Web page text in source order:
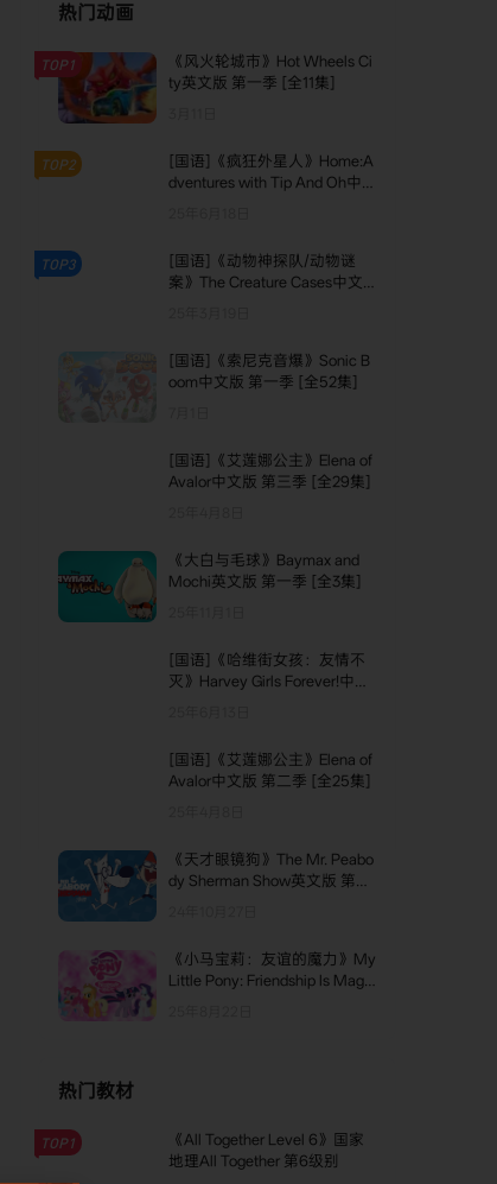
热门动画
TOP1
《风火轮城市》Hot Wheels Ci
ty英文版 第一季 [全11集]
TOP2
[国语]《疯狂外星人》Home:A
dventures with Tip And Oh中
TOP3
[国语]《动物神探队/动物谜
案》The Creature Cases中文
[国语]《索尼克音爆》Sonic B
oom中文版 第一季 [全52集]
[国语]《艾莲娜公主》Elena of
Avalor中文版 第三季 [全29集]
《大白与毛球》Baymax and
Mochi英文版 第一季 [全3集]
[国语]《哈维街女孩：友情不
灭》Harvey Girls Forever!中文
[国语]《艾莲娜公主》Elena of
Avalor中文版 第二季 [全25集]
《天才眼镜狗》The Mr. Peabo
dy Sherman Show英文版 第一
《小马宝莉：友谊的魔力》My
Little Pony: Friendship Is Magic
热门教材
TOP1
《All Together Level 6》国家
地理All Together 第6级别